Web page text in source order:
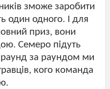
зможе заробити
один одного. І для
приз, вони
Семеро підуть
за раундом ми
кого команда